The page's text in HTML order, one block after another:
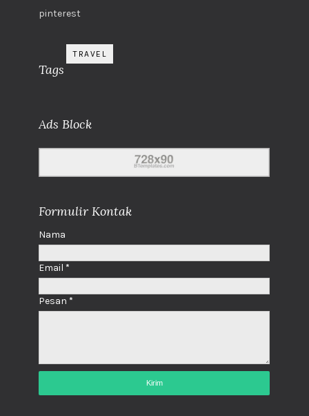
pinterest
Tags
TRAVEL
Ads Block
Formulir Kontak
Nama
Email *
Pesan *